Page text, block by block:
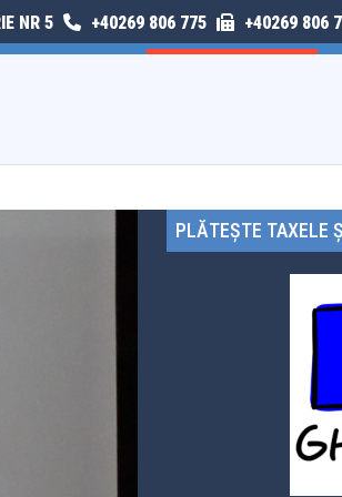
NR 5 +40269 806 775 +40269 806
PLĂTEȘTE TAXELE